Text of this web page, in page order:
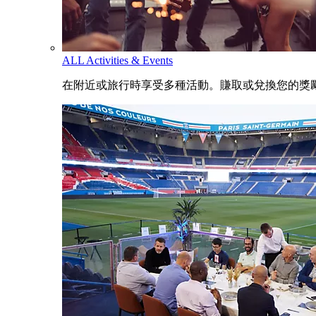
ALL Activities & Events
在附近或旅行時享受多種活動。賺取或兌換您的獎